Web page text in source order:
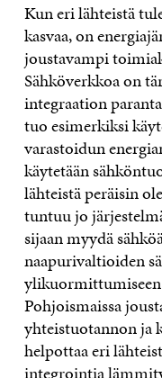
Kun eri lähteistä
kasvaa, on
joustavampi
Sähköverkkoa on
integraation
tuo esimerkiksi
varastoidun
käytetään
lähteistä peräisin
tuntuu jo
sijaan myydä
naapurivaltioiden
Pohjoismaissa
yhteistuotannon ja
helpottaa eri